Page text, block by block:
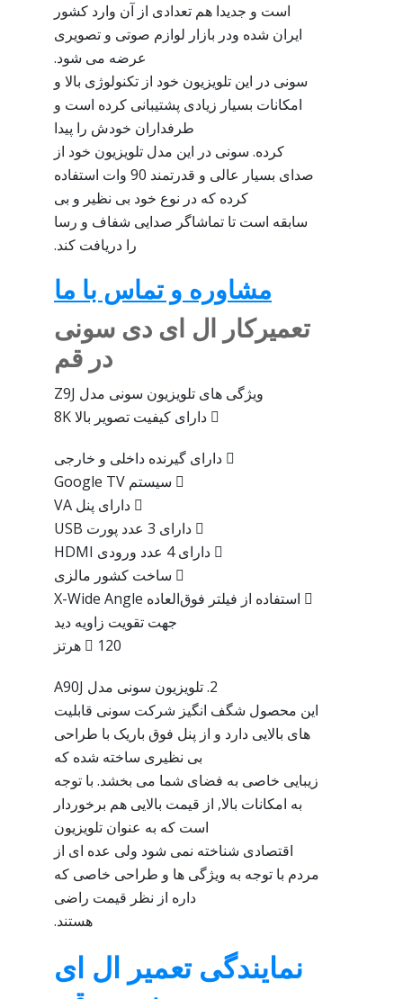
است و جدیدا هم تعدادی از آن وارد کشور
ایران شده ودر بازار لوازم صوتی و تصویری
عرضه می شود.
سونی در این تلویزیون خود از تکنولوژی بالا و
امکانات بسیار زیادی پشتیبانی کرده است و
طرفداران خودش را پیدا
کرده. سونی در این مدل تلویزیون خود از
صدای بسیار عالی و قدرتمند 90 وات استفاده
کرده که در نوع خود بی نظیر و بی
سابقه است تا تماشاگر صدایی شفاف و رسا
را دریافت کند.
مشاوره و تماس با ما
تعمیرکار ال ای دی سونی
در قم
ویژگی های تلویزیون سونی مدل Z9J
 دارای کیفیت تصویر بالا 8K
 دارای گیرنده داخلی و خارجی
 سیستم Google TV
 دارای پنل VA
 دارای 3 عدد پورت USB
 دارای 4 عدد ورودی HDMI
 ساخت کشور مالزی
 استفاده از فیلتر فوق‌العاده X-Wide Angle
جهت تقویت زاویه دید
 120 هرتز
2. تلویزیون سونی مدل A90J
این محصول شگف انگیز شرکت سونی قابلیت
های بالایی دارد و از پنل فوق باریک با طراحی
بی نظیری ساخته شده که
زیبایی خاصی به فضای شما می بخشد. با توجه
به امکانات بالا, از قیمت بالایی هم برخوردار
است که به عنوان تلویزیون
اقتصادی شناخته نمی شود ولی عده ای از
مردم با توجه به ویژگی ها و طراحی خاصی که
داره از نظر قیمت راضی
هستند.
نمایندگی تعمیر ال ای